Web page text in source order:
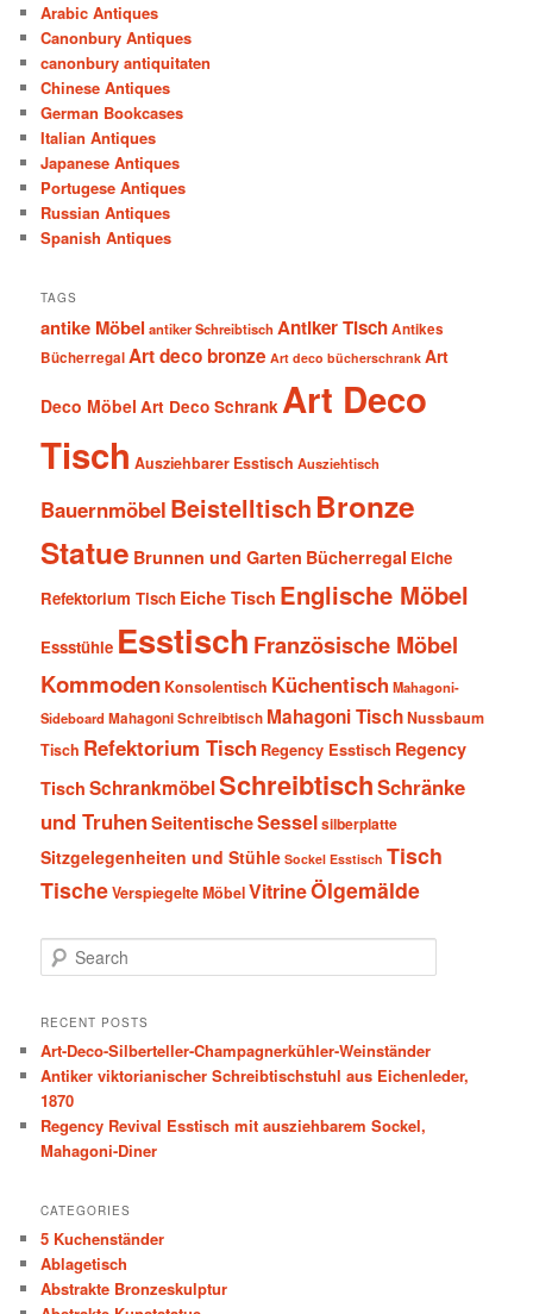
Arabic Antiques
Canonbury Antiques
canonbury antiquitaten
Chinese Antiques
German Bookcases
Italian Antiques
Japanese Antiques
Portugese Antiques
Russian Antiques
Spanish Antiques
TAGS
antike Möbel antiker Schreibtisch Antiker TischAntikes
BücherregalArt deco bronze Art deco bücherschrank Art
Deco Möbel Art Deco Schrank Art Deco
Tisch Ausziehbarer Esstisch Ausziehtisch
Bauernmöbel Beistelltisch Bronze
Statue Brunnen und Garten Bücherregal Eiche
Refektorium Tisch Eiche Tisch Englische Möbel
Essstühle Esstisch Französische Möbel
Kommoden Konsolentisch Küchentisch Mahagoni-
SideboardMahagoni Schreibtisch Mahagoni TischNussbaum
Tisch Refektorium Tisch Regency Esstisch Regency
Tisch SchrankmöbelSchreibtischSchränke
und TruhenSeitentischeSesselsilberplatte
Sitzgelegenheiten und Stühle Sockel Esstisch Tisch
TischeVerspiegelte MöbelVitrineÖlgemälde
e
r
h
RECENT POSTS
Art-Deco-Silberteller-Champagnerkühler-Weinständer
Antiker viktorianischer Schreibtischstuhl aus Eichenleder,
1870
Regency Revival Esstisch mit ausziehbarem Sockel,
Mahagoni-Diner
CATEGORIES
5 Kuchenständer
Ablagetisch
Abstrakte Bronzeskulptur